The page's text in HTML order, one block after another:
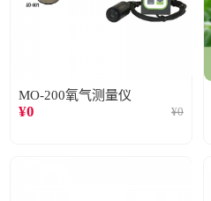
MO-200氧气测量仪
¥0 ¥0